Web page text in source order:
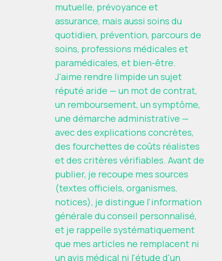
mutuelle, prévoyance et
assurance, mais aussi soins du
quotidien, prévention, parcours de
soins, professions médicales et
paramédicales, et bien-être.
J'aime rendre limpide un sujet
réputé aride — un mot de contrat,
un remboursement, un symptôme,
une démarche administrative —
avec des explications concrètes,
des fourchettes de coûts réalistes
et des critères vérifiables. Avant de
publier, je recoupe mes sources
(textes officiels, organismes,
notices), je distingue l'information
générale du conseil personnalisé,
et je rappelle systématiquement
que mes articles ne remplacent ni
un avis médical ni l'étude d'un